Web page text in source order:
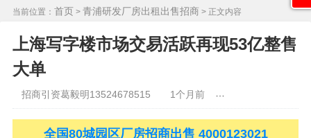
部：
南昌 郑州 洛阳 新密 武汉 宜昌 襄阳 重庆
德
香河 大厂 永清 三河 霸州 ） 保定 （ 涿州 涞水 ） 太原
晋中
沈阳 济南 济宁 绵阳 石家庄 沧州 唐山 潍坊
德州
威海
烟台
马来西亚
新加坡 墨西哥 荷兰 美国 地产商：
0123-021
当前位置： 首页 > 青浦研发厂房出租出售招商 > 正文内容
上海写字楼市场交易活跃再现53亿整售
大单
招商引资葛毅明13524678515 1个月前
全国80城园区厂房招商出售 4000123021